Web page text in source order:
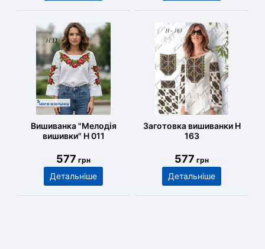
Вишиванка "Мелодія
вишивки" Н 011
577 грн
Детальніше
Заготовка вишиванки Н
163
577 грн
Детальніше